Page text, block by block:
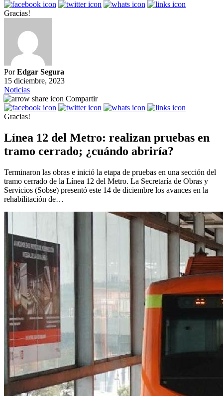
Gracias!
PorEdgar Segura
15 diciembre, 2023
Noticias
Compartir
Gracias!
Línea 12 del Metro: realizan pruebas en
tramo cerrado; ¿cuándo abriría?
Terminaron las obras e inició la etapa de pruebas en una sección del
tramo cerrado de la Línea 12 del Metro. La Secretaría de Obras y
Servicios (Sobse) presentó este 14 de diciembre los avances en la
rehabilitación de…